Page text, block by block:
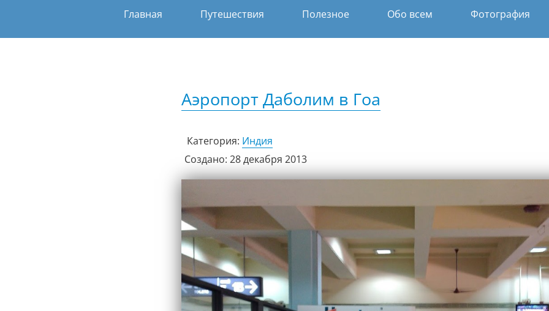
Главная Путешествия Полезное Обо всем Фотография
Аэропорт Даболим в Гоа
Категория: Индия
Создано: 28 декабря 2013